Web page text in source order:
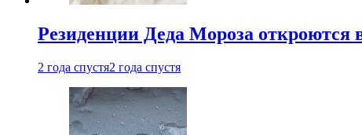
Резиденции Деда Мороза откроются
2 года спустя2 года спустя